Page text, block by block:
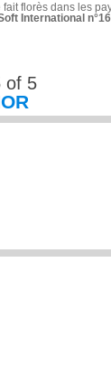
fait florès dans les
International
of 5